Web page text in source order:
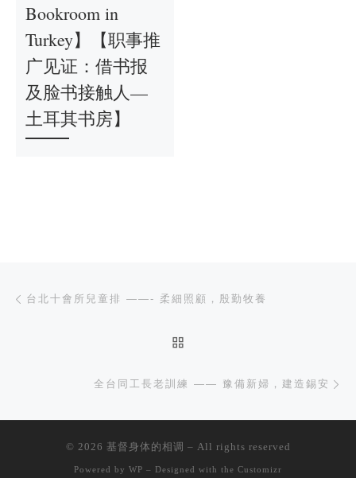
Bookroom in
Turkey】【职事推
广见证：借书报
及脸书接触人—
土耳其书房】
文章导航
台北十會所兒童排 ——- 柔細照顧，殷勤牧養
全台同工長老訓練 —— 豫備新婦，建造錫安
© 2026 基督身体的相调 – All rights reserved
Powered by WP – Designed with the Customizr